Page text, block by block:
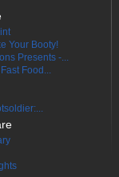
Your Booty!
Presents -...
Food...